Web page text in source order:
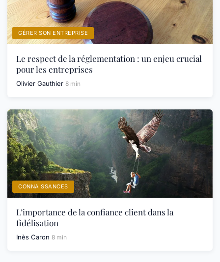
GÉRER SON ENTREPRISE
Le respect de la réglementation : un enjeu crucial
pour les entreprises
Olivier Gauthier 8 min
CONNAISSANCES
L’importance de la confiance client dans la
fidélisation
Inès Caron 8 min